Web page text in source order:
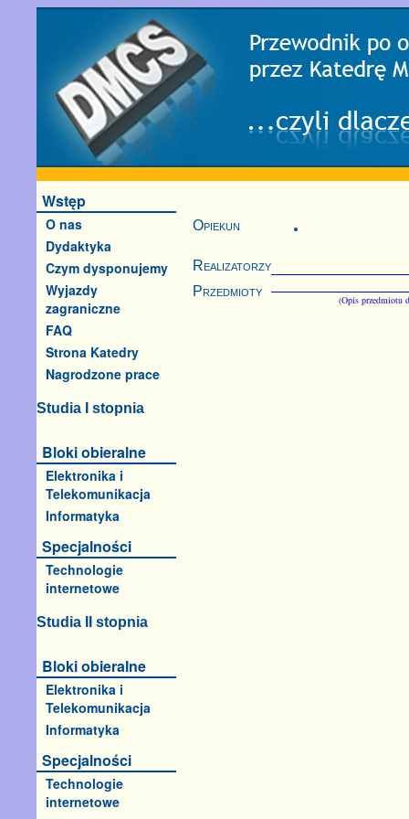
Wstęp
O nas
Dydaktyka
Czym dysponujemy
Wyjazdy
zagraniczne
FAQ
Strona Katedry
Nagrodzone prace
Studia I stopnia
Bloki obieralne
Elektronika i
Telekomunikacja
Informatyka
Specjalności
Technologie
internetowe
Studia II stopnia
Bloki obieralne
Elektronika i
Telekomunikacja
Informatyka
Specjalności
Technologie
internetowe
Opiekun
Realizatorzy
Przedmioty
(Opis przedmiotu